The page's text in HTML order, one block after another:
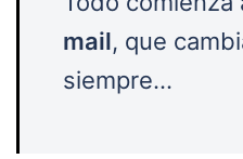
mail, que
siempre…